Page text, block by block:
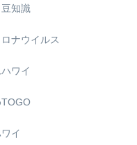
知識
ナウイルス
ワイ
イ